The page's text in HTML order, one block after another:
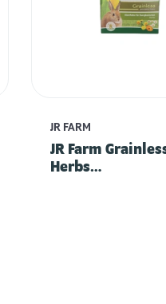
JR FARM
JR Farm
Herbs